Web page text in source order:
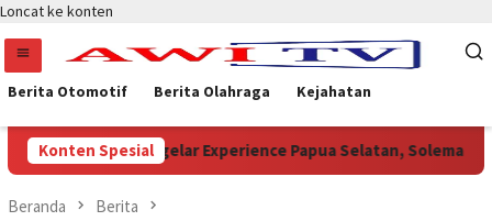
Loncat ke konten
Berita Otomotif Berita Olahraga Kejahatan
Konten Spesial
Sukses Digelar Experience Papua Selatan, Soleman
Beranda Berita